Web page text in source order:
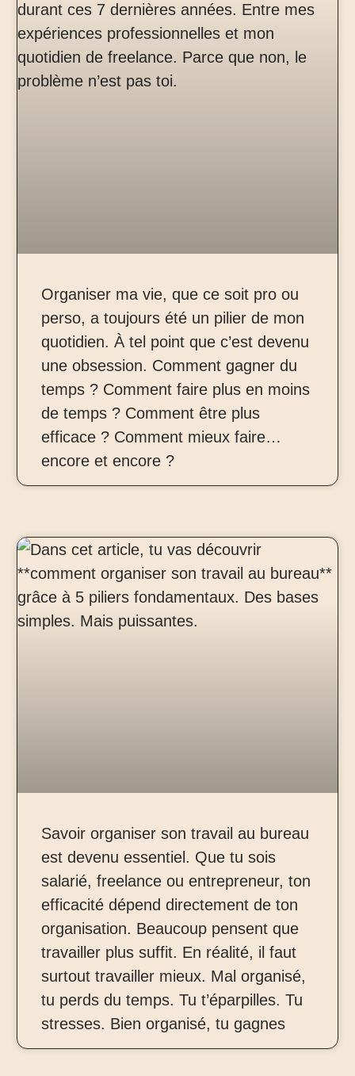
Organiser ma vie, que ce soit pro ou
perso, a toujours été un pilier de mon
quotidien. À tel point que c’est devenu
une obsession. Comment gagner du
temps ? Comment faire plus en moins
de temps ? Comment être plus
efficace ? Comment mieux faire…
encore et encore ?
Savoir organiser son travail au bureau
est devenu essentiel. Que tu sois
salarié, freelance ou entrepreneur, ton
efficacité dépend directement de ton
organisation. Beaucoup pensent que
travailler plus suffit. En réalité, il faut
surtout travailler mieux. Mal organisé,
tu perds du temps. Tu t’éparpilles. Tu
stresses. Bien organisé, tu gagnes